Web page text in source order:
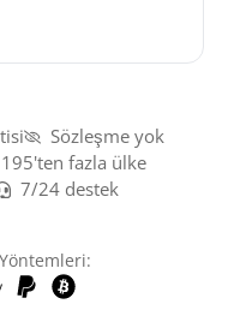
Sözleşme yok
195'ten fazla ülke
7/24 destek